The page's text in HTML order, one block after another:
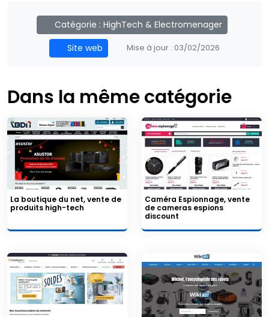
Catégorie :HighTech & Electromenager
Site web
Mise à jour : 03/02/2026
Dans la même catégorie
La boutique du net, vente de
produits high-tech
Caméra Espionnage, vente
de cameras espions
discount